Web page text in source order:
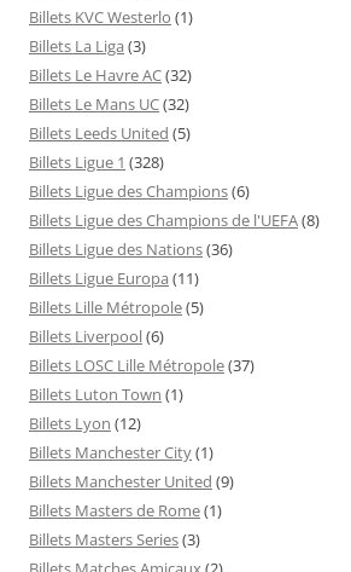
Billets KVC Westerlo (1)
Billets La Liga (3)
Billets Le Havre AC(32)
Billets Le Mans UC(32)
Billets Leeds United (5)
Billets Ligue 1 (328)
Billets Ligue des Champions(6)
Billets Ligue des Champions de l'UEFA(8)
Billets Ligue des Nations(36)
Billets Ligue Europa (11)
Billets Lille Métropole(5)
Billets Liverpool(6)
Billets LOSC Lille Métropole(37)
Billets Luton Town (1)
Billets Lyon (12)
Billets Manchester City(1)
Billets Manchester United (9)
Billets Masters de Rome(1)
Billets Masters Series(3)